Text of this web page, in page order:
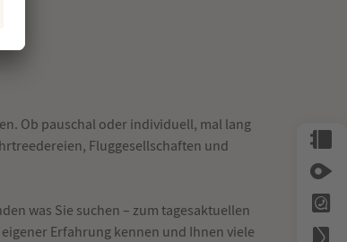
Ob pauschal oder individuell, mal lang
Fluggesellschaften und
was Sie suchen – zum tagesaktuellen
Erfahrung kennen und Ihnen viele